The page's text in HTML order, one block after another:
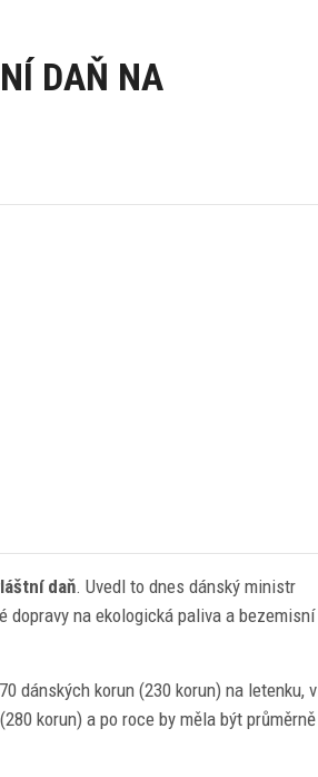
DAŇ NA
daň. Uvedl to dnes dánský ministr
dopravy na ekologická paliva a bezemisní
dánských korun (230 korun) na letenku, v
korun) a po roce by měla být průměrně